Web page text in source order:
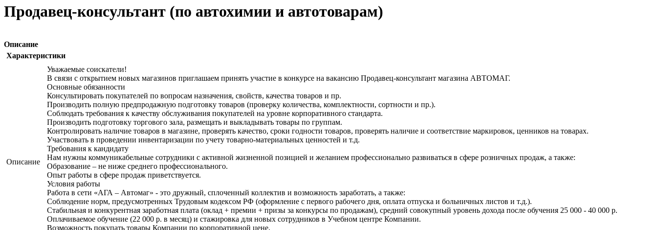
Продавец-консультант (по автохимии и автотоварам)
Описание
Характеристики
Описание
Уважаемые соискатели!
В связи с открытием новых магазинов приглашаем принять участие в конкурсе на вакансию Продавец-консультант магазина АВТОМАГ.
Основные обязанности
Консультировать покупателей по вопросам назначения, свойств, качества товаров и пр.
Производить полную предпродажную подготовку товаров (проверку количества, комплектности, сортности и пр.).
Соблюдать требования к качеству обслуживания покупателей на уровне корпоративного стандарта.
Производить подготовку торгового зала, размещать и выкладывать товары по группам.
Контролировать наличие товаров в магазине, проверять качество, сроки годности товаров, проверять наличие и соответствие маркировок, ценников на товарах.
Участвовать в проведении инвентаризации по учету товарно-материальных ценностей и т.д.
Требования к кандидату
Нам нужны коммуникабельные сотрудники с активной жизненной позицией и желанием профессионально развиваться в сфере розничных продаж, а также:
Образование – не ниже среднего профессионального.
Опыт работы в сфере продаж приветствуется.
Условия работы
Работа в сети «АГА – Автомаг» - это дружный, сплоченный коллектив и возможность заработать, а также:
Соблюдение норм, предусмотренных Трудовым кодексом РФ (оформление с первого рабочего дня, оплата отпуска и больничных листов и т.д.).
Стабильная и конкурентная заработная плата (оклад + премии + призы за конкурсы по продажам), средний совокупный уровень дохода после обучения 25 000 - 40 000 р.
Оплачиваемое обучение (22 000 р. в месяц) и стажировка для новых сотрудников в Учебном центре Компании.
Возможность покупать товары Компании по корпоративной цене.